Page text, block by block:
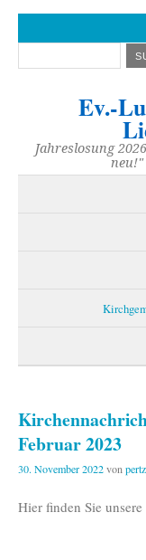
Ev.-
Jahreslosung
neu!"
Februar 2023
30. November 2022von
Hier finden Sie